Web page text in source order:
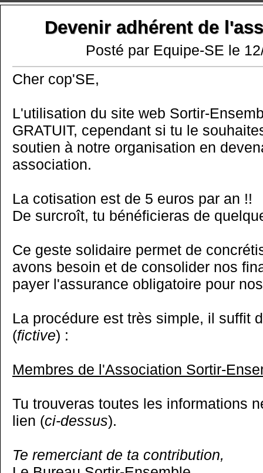
Devenir adhérent de
Posté par Equipe-SE le
Cher cop'SE,
L'utilisation du site web Sortir-
GRATUIT, cependant si tu le
soutien à notre organisation en
association.
La cotisation est de 5 euros par an !!
De surcroît, tu bénéficieras de
Ce geste solidaire permet de
avons besoin et de consolider nos
payer l'assurance obligatoire pour
La procédure est très simple, il suffit
(fictive) :
Membres de l'Association Sortir-
Tu trouveras toutes les informations
lien (ci-dessus).
Te remerciant de ta contribution,